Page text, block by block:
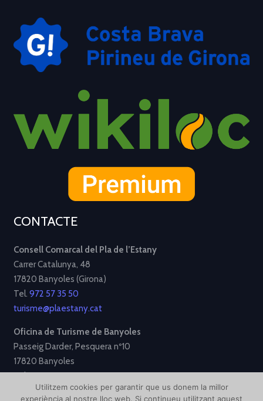
CONTACTE
Consell Comarcal del Pla de l’Estany
Carrer Catalunya, 48
17820 Banyoles (Girona)
Tel. 972 57 35 50
turisme@plaestany.cat
Oficina de Turisme de Banyoles
Passeig Darder, Pesquera nº10
17820 Banyoles
Tel.972 58 34 70
turisme@ajbanyoles.org
Utilitzem cookies per garantir que us donem la millor
experiència al nostre lloc web. Si continueu utilitzant aquest